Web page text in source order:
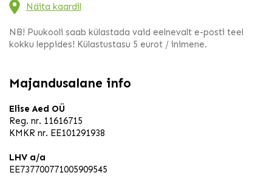
Näita kaardil
NB! Puukooli saab külastada vaid eelnevalt e-posti teel
kokku leppides! Külastustasu 5 eurot / inimene.
Majandusalane info
Elise Aed OÜ
Reg. nr. 11616715
KMKR nr. EE101291938
LHV a/a
EE737700771005909545